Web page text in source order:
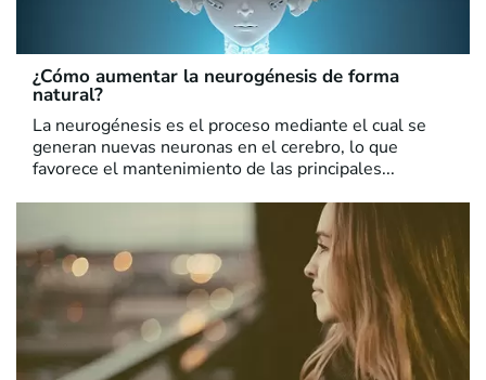
¿Cómo aumentar la neurogénesis de forma
natural?
La neurogénesis es el proceso mediante el cual se
generan nuevas neuronas en el cerebro, lo que
favorece el mantenimiento de las principales...